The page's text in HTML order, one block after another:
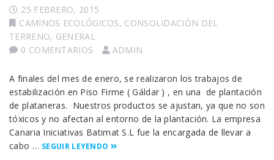
25 FEBRERO, 2015
CAMINOS ECOLÓGICOS, CONSOLIDACIÓN DEL
TERRENO, GENERAL
0 COMENTARIOS
ADMIN
A finales del mes de enero, se realizaron los trabajos de
estabilización en Piso Firme ( Gáldar ) , en una de plantación
de plataneras. Nuestros productos se ajustan, ya que no son
tóxicos y no afectan al entorno de la plantación. La empresa
Canaria Iniciativas Batimat S.L fue la encargada de llevar a
cabo … SEGUIR LEYENDO